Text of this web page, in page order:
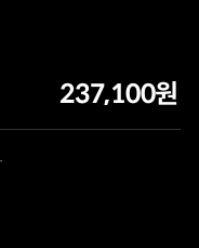
237,100원